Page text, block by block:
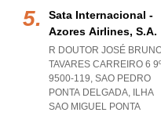
Sata Internacional -
Azores Airlines, S.a.
R DOUTOR JOSÉ
TAVARES CARREIRO 6
9500-119, SAO PEDRO
PONTA DELGADA, ILHA
SAO MIGUEL PONTA